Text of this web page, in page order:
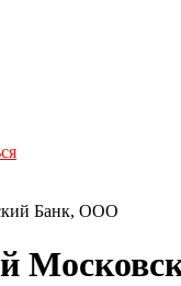
Банк, ООО